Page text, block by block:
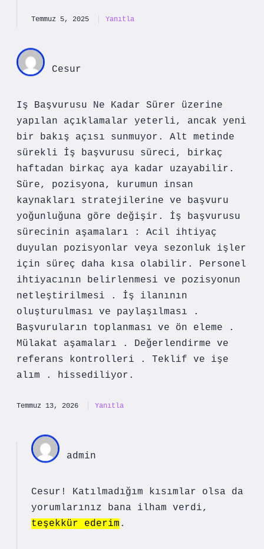
Temmuz 5, 2025 Yanıtla
Cesur
Iş Başvurusu Ne Kadar Sürer üzerine
yapılan açıklamalar yeterli, ancak yeni
bir bakış açısı sunmuyor. Alt metinde
sürekli İş başvurusu süreci, birkaç
haftadan birkaç aya kadar uzayabilir.
Süre, pozisyona, kurumun insan
kaynakları stratejilerine ve başvuru
yoğunluğuna göre değişir. İş başvurusu
sürecinin aşamaları : Acil ihtiyaç
duyulan pozisyonlar veya sezonluk işler
için süreç daha kısa olabilir. Personel
ihtiyacının belirlenmesi ve pozisyonun
netleştirilmesi . İş ilanının
oluşturulması ve paylaşılması .
Başvuruların toplanması ve ön eleme .
Mülakat aşamaları . Değerlendirme ve
referans kontrolleri . Teklif ve işe
alım . hissediliyor.
Temmuz 13, 2026 Yanıtla
admin
Cesur! Katılmadığım kısımlar olsa da
yorumlarınız bana ilham verdi,
teşekkür ederim .